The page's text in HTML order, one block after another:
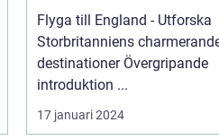
Flyga till England - Utforska
Storbritanniens
destinationer Övergripande
introduktion ...
17 januari 2024